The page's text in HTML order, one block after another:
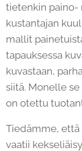
tietenkin paino-
kustantajan
mallit
tapauksessa
kuvastaan,
siitä. Monelle
on otettu
Tiedämme,
vaatii